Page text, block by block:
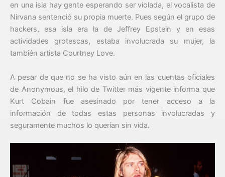
en una isla hay gente esperando ser violada, el vocalista de
Nirvana sentenció su propia muerte. Pues según el grupo de
hackers, esa isla era la de Jeffrey Epstein y en esas
actividades grotescas, estaba involucrada su mujer, la
también artista Courtney Love.
A pesar de que no se ha visto aún en las cuentas oficiales
de Anonymous, el hilo de Twitter más vigente informa que
Kurt Cobain fue asesinado por tener acceso a la
información de todas estas personas involucradas y
seguramente muchos lo querían sin vida.